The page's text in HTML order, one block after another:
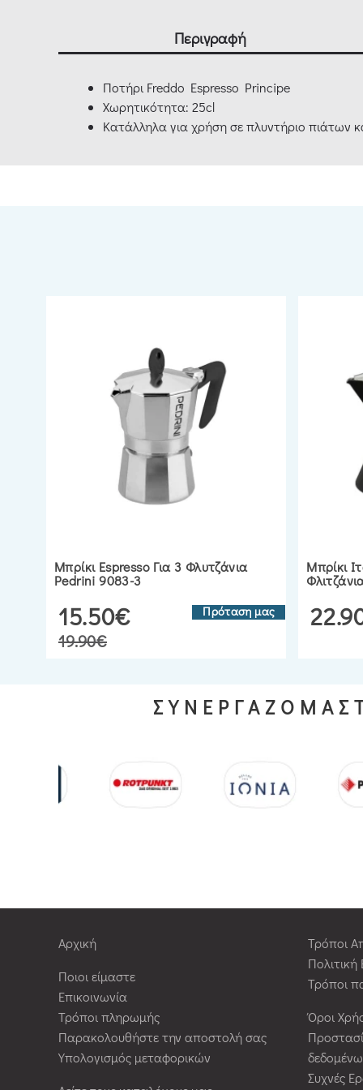
Περιγραφή
Ποτήρι Freddo Espresso Principe
Χωρητικότητα: 25cl
Κατάλληλα για χρήση σε πλυντήριο πιάτων
Μπρίκι Espresso Για 3 Φλυτζάνια
Pedrini 9083-3
15.50€
19.90€
Πρόταση μας
Μπρίκι
Αρχική
Ποιοι είμαστε
Επικοινωνία
Τρόποι πληρωμής
Παρακολουθήστε την αποστολή σας
Υπολογισμός μεταφορικών
Τρόποι
Τρόποι
Όροι
Συχνές